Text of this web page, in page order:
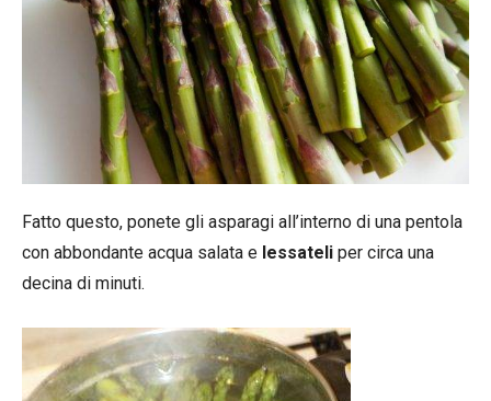
Fatto questo, ponete gli asparagi all’interno di una pentola
con abbondante acqua salata e lessateli per circa una
decina di minuti.